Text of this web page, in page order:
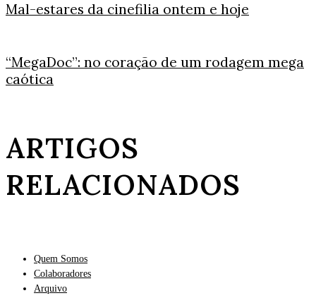
Mal-estares da cinefilia ontem e hoje
“MegaDoc”: no coração de um rodagem mega
caótica
ARTIGOS
RELACIONADOS
Quem Somos
Colaboradores
Arquivo